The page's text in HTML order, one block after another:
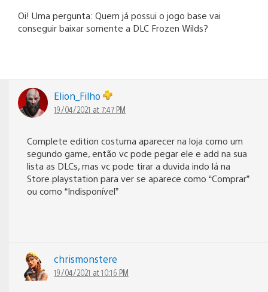
Oi! Uma pergunta: Quem já possui o jogo base vai
conseguir baixar somente a DLC Frozen Wilds?
Elion_Filho
19/04/2021 at 7:47 PM
Complete edition costuma aparecer na loja como um
segundo game, então vc pode pegar ele e add na sua
lista as DLCs, mas vc pode tirar a duvida indo lá na
Store.playstation para ver se aparece como “Comprar”
ou como “Indisponível”
chrismonstere
19/04/2021 at 10:16 PM